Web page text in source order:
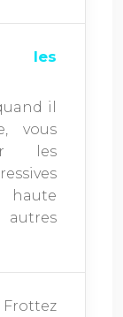
les
il
vous
les
autres
Frottez